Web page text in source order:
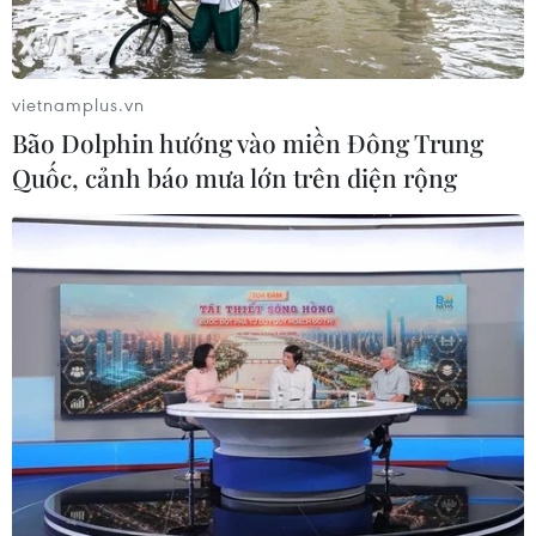
Ấn định hàng loạt mốc thời gian
hoàn thành giải ngân đầu tư công
Xem thêm
CƠ QUAN CHỦ QUẢN: THÔNG TẤN XÃ VIỆT NAM
Tổng Biên tập: TRẦN TIẾN DUẨN
Phó Tổng Biên tập: NGUYỄN THỊ TÁM, KHÚC THANH
THỦY
vietnamplus.vn
Bão Dolphin hướng vào miền Đông Trung
Quốc, cảnh báo mưa lớn trên diện rộng